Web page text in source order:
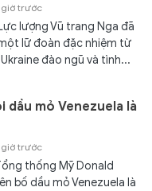
trước
lượng Vũ trang Nga đã
lữ đoàn đặc nhiệm từ
đào ngũ và tình...
dầu mỏ Venezuela là
trước
thống Mỹ Donald
bố dầu mỏ Venezuela là